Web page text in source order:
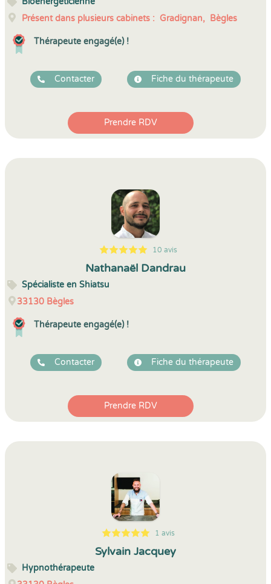
Présent dans plusieurs cabinets : Gradignan, Bègles
Thérapeute engagé(e) !
Contacter Fiche du thérapeute
Prendre RDV
5
1
5
10 10 avis
Nathanaël Dandrau
Spécialiste en Shiatsu
33130 Bègles
Thérapeute engagé(e) !
Contacter Fiche du thérapeute
Prendre RDV
5
1
5
1 1 avis
Sylvain Jacquey
Hypnothérapeute